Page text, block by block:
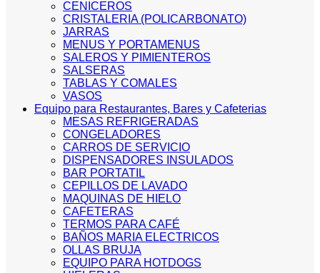
CENICEROS
CRISTALERIA (POLICARBONATO)
JARRAS
MENUS Y PORTAMENUS
SALEROS Y PIMIENTEROS
SALSERAS
TABLAS Y COMALES
VASOS
Equipo para Restaurantes, Bares y Cafeterias
MESAS REFRIGERADAS
CONGELADORES
CARROS DE SERVICIO
DISPENSADORES INSULADOS
BAR PORTATIL
CEPILLOS DE LAVADO
MAQUINAS DE HIELO
CAFETERAS
TERMOS PARA CAFÉ
BAÑOS MARIA ELECTRICOS
OLLAS BRUJA
EQUIPO PARA HOTDOGS